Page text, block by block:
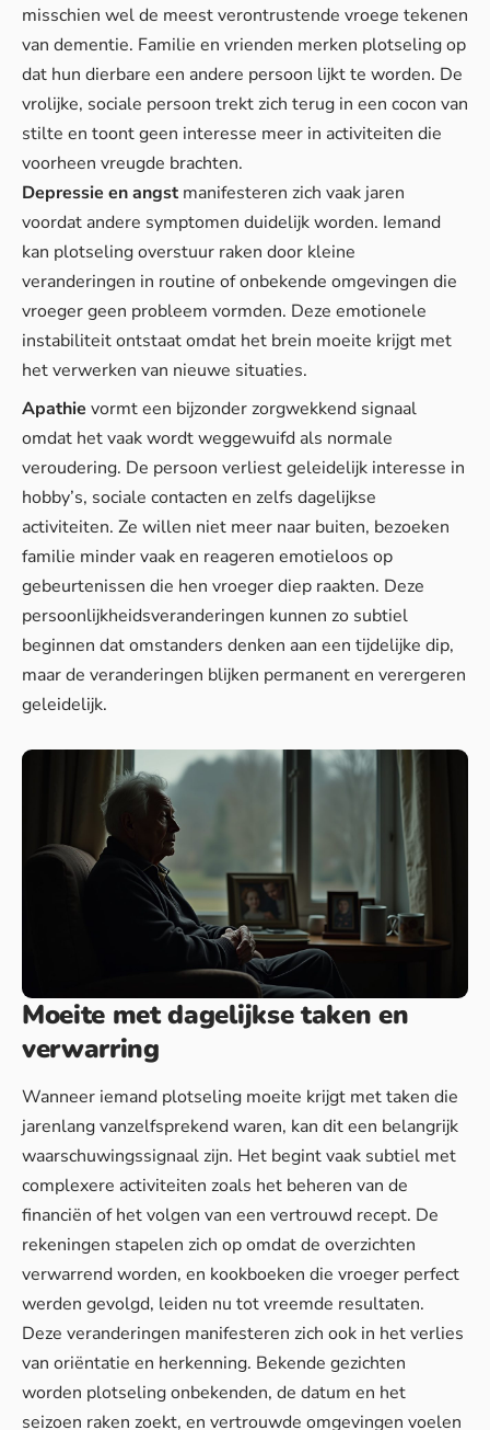
misschien wel de meest verontrustende vroege tekenen
van dementie. Familie en vrienden merken plotseling op
dat hun dierbare een andere persoon lijkt te worden. De
vrolijke, sociale persoon trekt zich terug in een cocon van
stilte en toont geen interesse meer in activiteiten die
voorheen vreugde brachten.
Depressie en angst manifesteren zich vaak jaren
voordat andere symptomen duidelijk worden. Iemand
kan plotseling overstuur raken door kleine
veranderingen in routine of onbekende omgevingen die
vroeger geen probleem vormden. Deze emotionele
instabiliteit ontstaat omdat het brein moeite krijgt met
het verwerken van nieuwe situaties.
Apathie vormt een bijzonder zorgwekkend signaal
omdat het vaak wordt weggewuifd als normale
veroudering. De persoon verliest geleidelijk interesse in
hobby’s, sociale contacten en zelfs dagelijkse
activiteiten. Ze willen niet meer naar buiten, bezoeken
familie minder vaak en reageren emotieloos op
gebeurtenissen die hen vroeger diep raakten. Deze
persoonlijkheidsveranderingen kunnen zo subtiel
beginnen dat omstanders denken aan een tijdelijke dip,
maar de veranderingen blijken permanent en verergeren
geleidelijk.
Moeite met dagelijkse taken en
verwarring
Wanneer iemand plotseling moeite krijgt met taken die
jarenlang vanzelfsprekend waren, kan dit een belangrijk
waarschuwingssignaal zijn. Het begint vaak subtiel met
complexere activiteiten zoals het beheren van de
financiën of het volgen van een vertrouwd recept. De
rekeningen stapelen zich op omdat de overzichten
verwarrend worden, en kookboeken die vroeger perfect
werden gevolgd, leiden nu tot vreemde resultaten.
Deze veranderingen manifesteren zich ook in het verlies
van oriëntatie en herkenning. Bekende gezichten
worden plotseling onbekenden, de datum en het
seizoen raken zoekt, en vertrouwde omgevingen voelen